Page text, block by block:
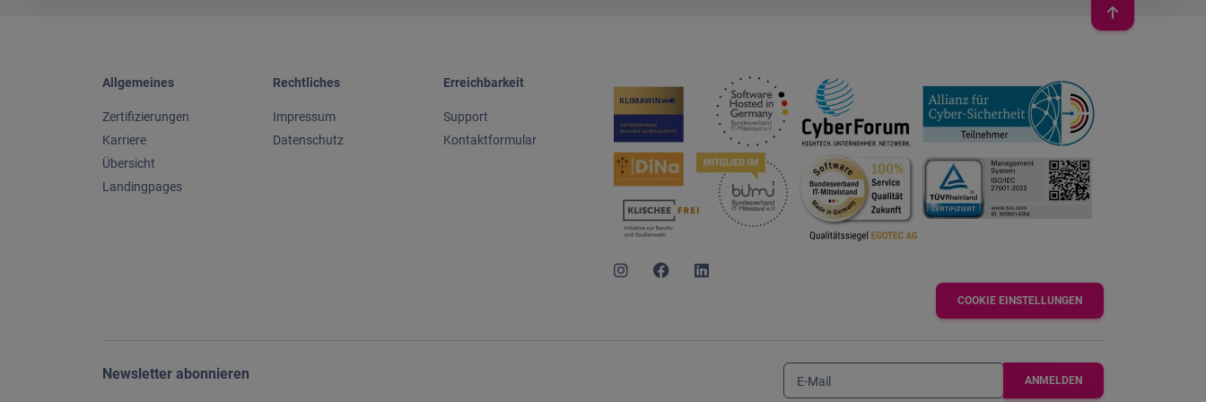
Allgemeines
Zertifizierungen
Karriere
Übersicht
Landingpages
Rechtliches
Impressum
Datenschutz
Erreichbarkeit
Support
Kontaktformular
COOKIE EINSTELLUNGEN
Newsletter abonnieren E-Mail